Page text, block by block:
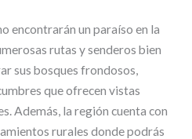
encontrarán un paraíso en la
rutas y senderos bien
sus bosques frondosos,
que ofrecen vistas
Además, la región cuenta con
rurales donde podrás